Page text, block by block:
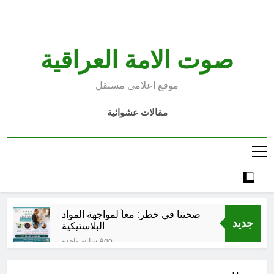
صوت الامة العراقية
موقع اعلامي مستقل
مقالات عشوائية
جديد
صحتنا في خطر: معاً لمواجهة المواد
البلاستيكية
ساعة واحدة Ago